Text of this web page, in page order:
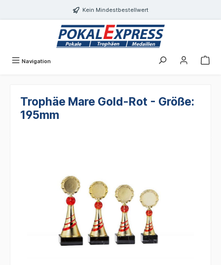
Kein Mindestbestellwert
Navigation
Trophäe Mare Gold-Rot - Größe:
195mm